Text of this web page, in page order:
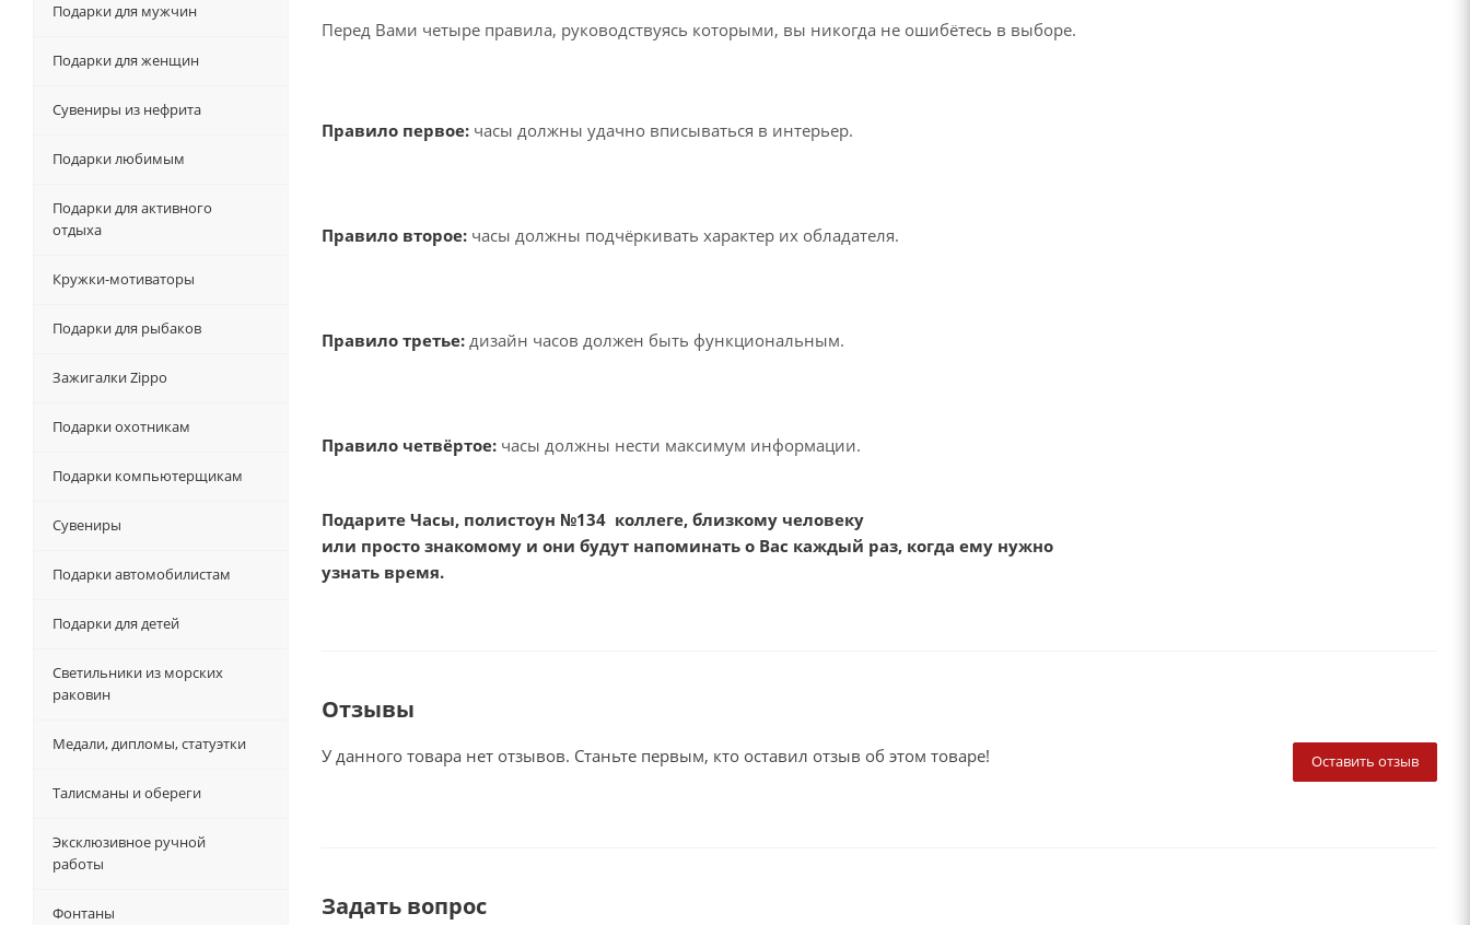
Перед Вами четыре правила, руководствуясь которыми, вы никогда не ошибётесь в выборе.
Правило первое: часы должны удачно вписываться в интерьер.
Правило второе: часы должны подчёркивать характер их обладателя.
Правило третье: дизайн часов должен быть функциональным.
Правило четвёртое: часы должны нести максимум информации.
Подарите Часы, полистоун №134 коллеге, близкому человеку
или просто знакомому и они будут напоминать о Вас каждый раз, когда ему нужно
узнать время.
Отзывы
Оставить отзыв
У данного товара нет отзывов. Станьте первым, кто оставил отзыв об этом товаре!
Задать вопрос
Подарки для мужчин
Подарки для женщин
Сувениры из нефрита
Подарки любимым
Подарки для активного
отдыха
Кружки-мотиваторы
Подарки для рыбаков
Зажигалки Zippo
Подарки охотникам
Подарки компьютерщикам
Сувениры
Подарки автомобилистам
Подарки для детей
Светильники из морских
раковин
Медали, дипломы, статуэтки
Талисманы и обереги
Эксклюзивное ручной
работы
Фонтаны